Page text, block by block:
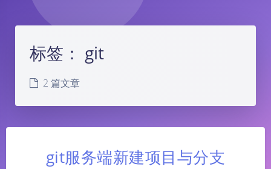
标签： git
2 篇文章
git服务端新建项目与分支